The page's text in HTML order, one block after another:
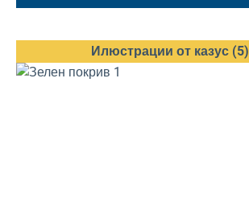
Илюстрации от казус(5)